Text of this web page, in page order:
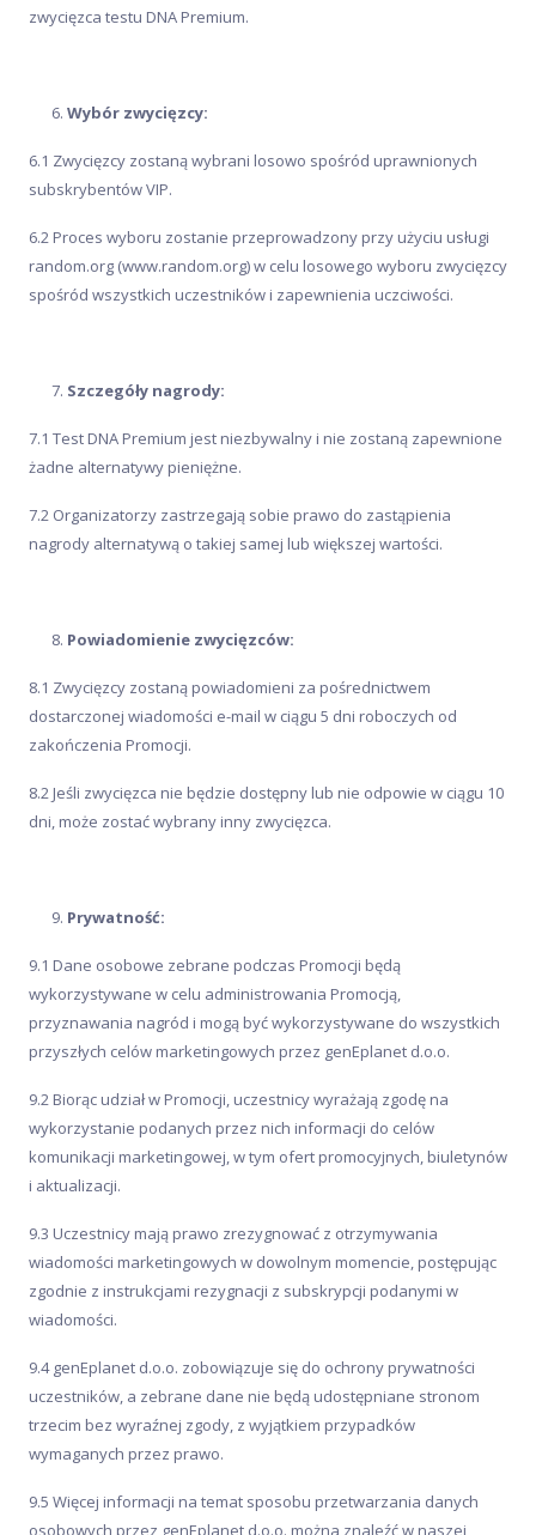
zwycięzca testu DNA Premium.
Wybór zwycięzcy:
6.1 Zwycięzcy zostaną wybrani losowo spośród uprawnionych
subskrybentów VIP.
6.2 Proces wyboru zostanie przeprowadzony przy użyciu usługi
random.org (www.random.org) w celu losowego wyboru zwycięzcy
spośród wszystkich uczestników i zapewnienia uczciwości.
Szczegóły nagrody:
7.1 Test DNA Premium jest niezbywalny i nie zostaną zapewnione
żadne alternatywy pieniężne.
7.2 Organizatorzy zastrzegają sobie prawo do zastąpienia
nagrody alternatywą o takiej samej lub większej wartości.
Powiadomienie zwycięzców:
8.1 Zwycięzcy zostaną powiadomieni za pośrednictwem
dostarczonej wiadomości e-mail w ciągu 5 dni roboczych od
zakończenia Promocji.
8.2 Jeśli zwycięzca nie będzie dostępny lub nie odpowie w ciągu 10
dni, może zostać wybrany inny zwycięzca.
Prywatność:
9.1 Dane osobowe zebrane podczas Promocji będą
wykorzystywane w celu administrowania Promocją,
przyznawania nagród i mogą być wykorzystywane do wszystkich
przyszłych celów marketingowych przez genEplanet d.o.o.
9.2 Biorąc udział w Promocji, uczestnicy wyrażają zgodę na
wykorzystanie podanych przez nich informacji do celów
komunikacji marketingowej, w tym ofert promocyjnych, biuletynów
i aktualizacji.
9.3 Uczestnicy mają prawo zrezygnować z otrzymywania
wiadomości marketingowych w dowolnym momencie, postępując
zgodnie z instrukcjami rezygnacji z subskrypcji podanymi w
wiadomości.
9.4 genEplanet d.o.o. zobowiązuje się do ochrony prywatności
uczestników, a zebrane dane nie będą udostępniane stronom
trzecim bez wyraźnej zgody, z wyjątkiem przypadków
wymaganych przez prawo.
9.5 Więcej informacji na temat sposobu przetwarzania danych
osobowych przez genEplanet d.o.o. można znaleźć w naszej